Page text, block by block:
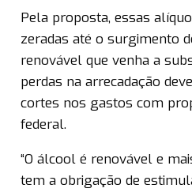
Pela proposta, essas
zeradas até o surgimento
renovável que venha a
perdas na arrecadação
cortes nos gastos com
federal.
“O álcool é renovável e
tem a obrigação de